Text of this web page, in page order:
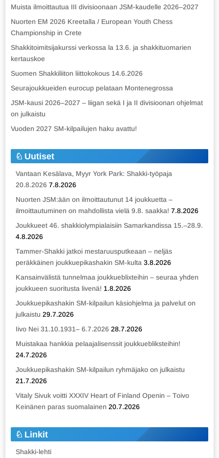
Muista ilmoittautua III divisioonaan JSM-kaudelle 2026–2027
Nuorten EM 2026 Kreetalla / European Youth Chess
Championship in Crete
Shakkitoimitsijakurssi verkossa la 13.6. ja shakkituomarien
kertauskoe
Suomen Shakkiliiton liittokokous 14.6.2026
Seurajoukkueiden eurocup pelataan Montenegrossa
JSM-kausi 2026–2027 – liigan sekä I ja II divisioonan ohjelmat
on julkaistu
Vuoden 2027 SM-kilpailujen haku avattu!
Uutiset
Vantaan Kesälava, Myyr York Park: Shakki-työpaja
20.8.2026 7.8.2026
Nuorten JSM:ään on ilmoittautunut 14 joukkuetta –
ilmoittautuminen on mahdollista vielä 9.8. saakka! 7.8.2026
Joukkueet 46. shakkiolympialaisiin Samarkandissa 15.–28.9.
4.8.2026
Tammer-Shakki jatkoi mestaruusputkeaan – neljäs
peräkkäinen joukkuepikashakin SM-kulta 3.8.2026
Kansainvälistä tunnelmaa joukkueblixteihin – seuraa yhden
joukkueen suoritusta livenä! 1.8.2026
Joukkuepikashakin SM-kilpailun käsiohjelma ja palvelut on
julkaistu 29.7.2026
Iivo Nei 31.10.1931– 6.7.2026 28.7.2026
Muistakaa hankkia pelaajalisenssit joukkuebliksteihin!
24.7.2026
Joukkuepikashakin SM-kilpailun ryhmäjako on julkaistu
21.7.2026
Vitaly Sivuk voitti XXXIV Heart of Finland Openin – Toivo
Keinänen paras suomalainen 20.7.2026
Linkit
Shakki-lehti